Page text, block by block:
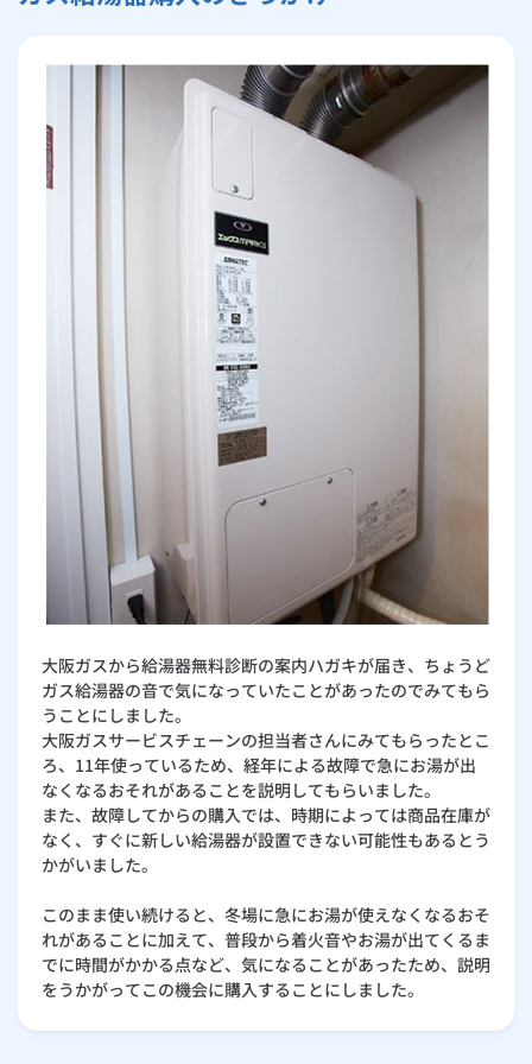
大阪ガスから給湯器無料診断の案内ハガキが届き、ちょうど
ガス給湯器の音で気になっていたことがあったのでみてもら
うことにしました。
大阪ガスサービスチェーンの担当者さんにみてもらったとこ
ろ、11年使っているため、経年による故障で急にお湯が出
なくなるおそれがあることを説明してもらいました。
また、故障してからの購入では、時期によっては商品在庫が
なく、すぐに新しい給湯器が設置できない可能性もあるとう
かがいました。
このまま使い続けると、冬場に急にお湯が使えなくなるおそ
れがあることに加えて、普段から着火音やお湯が出てくるま
でに時間がかかる点など、気になることがあったため、説明
をうかがってこの機会に購入することにしました。